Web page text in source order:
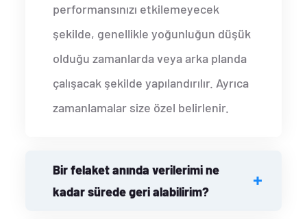
performansınızı etkilemeyecek
şekilde, genellikle yoğunluğun düşük
olduğu zamanlarda veya arka planda
çalışacak şekilde yapılandırılır. Ayrıca
zamanlamalar size özel belirlenir.
Bir felaket anında verilerimi ne
kadar sürede geri alabilirim?